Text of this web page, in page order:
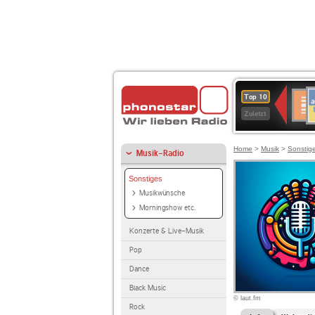
Top 10
Zuletzt
Kultur
Musik-Radio
Sonstiges
Musikwünsche
Morningshow etc.
Konzerte & Live-Musik
Pop
Dance
Black Music
Rock
Home > Musik >
© laut.fm